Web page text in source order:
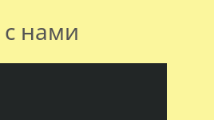
нами